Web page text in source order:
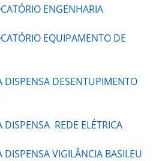
ENGENHARIA
EQUIPAMENTO DE
DESENTUPIMENTO
REDE ELÉTRICA
VIGILÂNCIA BASILEU